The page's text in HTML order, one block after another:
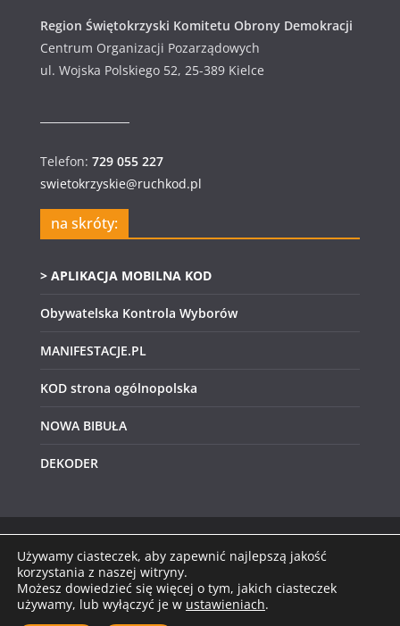
Region Świętokrzyski Komitetu Obrony Demokracji
Centrum Organizacji Pozarządowych
ul. Wojska Polskiego 52, 25-389 Kielce
Telefon: 729 055 227
swietokrzyskie@ruchkod.pl
na skróty:
> APLIKACJA MOBILNA KOD
Obywatelska Kontrola Wyborów
MANIFESTACJE.PL
KOD strona ogólnopolska
NOWA BIBUŁA
DEKODER
Prawa autorskie © 2026 KOD Świętokrzyskie
Wszystkie prawa zastrzeżone.
Motyw:ColorMagstworzony przez ThemeGrill.
Używamy ciasteczek, aby zapewnić najlepszą jakość
korzystania z naszej witryny.
Możesz dowiedzieć się więcej o tym, jakich ciasteczek
używamy, lub wyłączyć je w ustawieniach.